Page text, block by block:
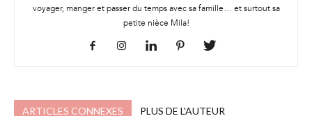
voyager, manger et passer du temps avec sa famille… et surtout sa
petite nièce Mila!
ARTICLES CONNEXES PLUS DE L'AUTEUR